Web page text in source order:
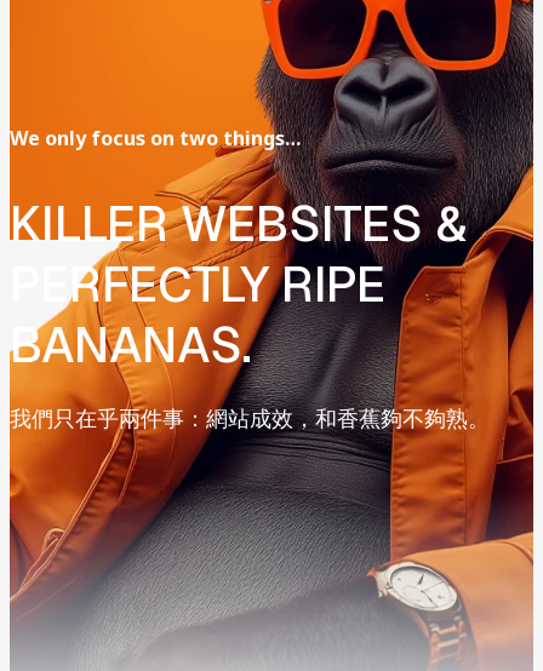
We only focus on twothings…
KILLERWEBSITES &
PERFECTLYRIPE
BANANAS.
我們只在乎兩件事：網站成效，和香蕉夠不夠熟。